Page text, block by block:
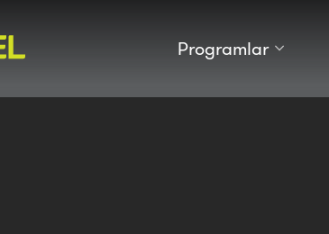
Programlar